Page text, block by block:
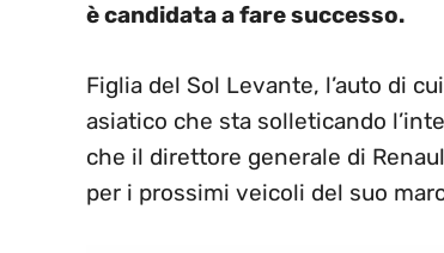
è candidata a fare successo.
Figlia del Sol Levante, l’auto di
asiatico che sta solleticando
che il direttore generale di
per i prossimi veicoli del suo